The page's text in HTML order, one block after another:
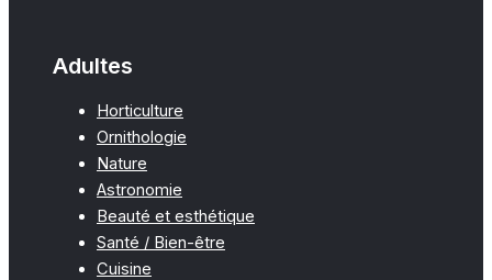
Adultes
Horticulture
Ornithologie
Nature
Astronomie
Beauté et esthétique
Santé / Bien-être
Cuisine